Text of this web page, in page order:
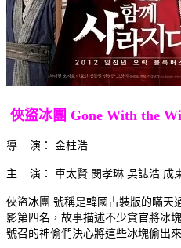
俠盜冰團 Gone With the
導 演： 金柱浩
主 演： 車太賢 閔孝琳 吳誌浩 成
俠盜冰團 號稱是韓國古裝版的瞞天
影第四名，故事描述不少貪官將冰
號召的神偷們決心將這些冰塊偷出來